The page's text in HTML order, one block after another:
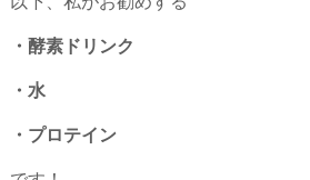
・酵素ドリンク
・水
・プロテイン